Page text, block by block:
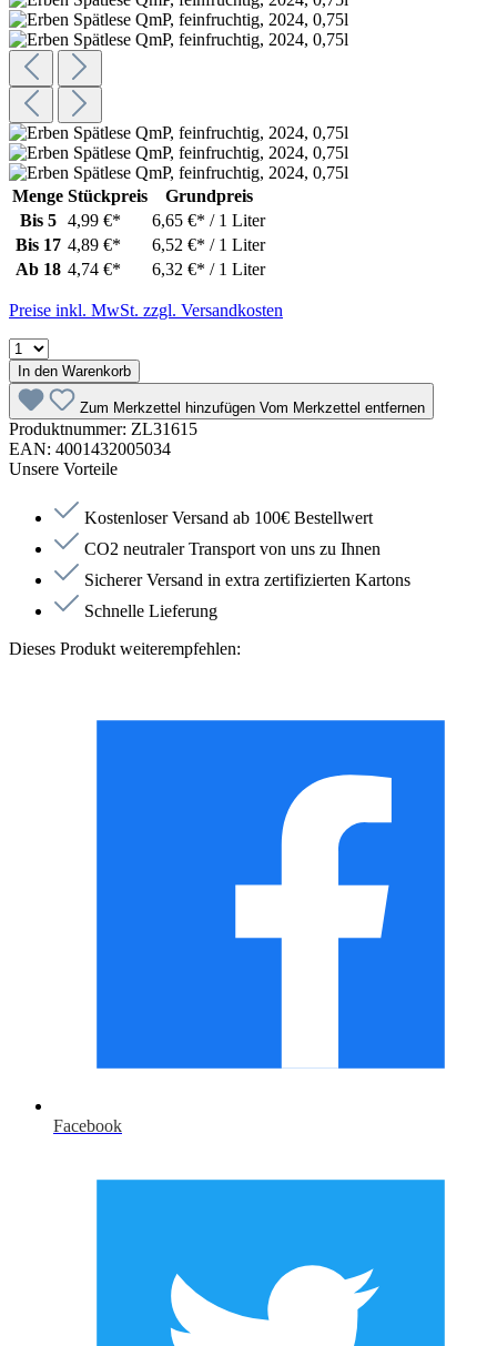
Menge Stückpreis
Grundpreis
Bis 5 4,99 €*
6,65 €* / 1 Liter
Bis 17 4,89 €*
6,52 €* / 1 Liter
Ab 18 4,74 €* 6,32 €* / 1 Liter
Preise inkl. MwSt. zzgl. Versandkosten
In den Warenkorb
Zum Merkzettel hinzufügen Vom Merkzettel entfernen
Produktnummer: ZL31615
EAN: 4001432005034
Unsere Vorteile
Kostenloser Versand ab 100€ Bestellwert
CO2 neutraler Transport von uns zu Ihnen
Sicherer Versand in extra zertifizierten Kartons
Schnelle Lieferung
Dieses Produkt weiterempfehlen:
Facebook